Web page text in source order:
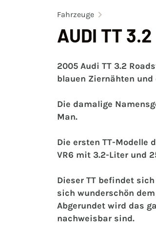
Fahrzeuge
AUDI TT 3.2
2005 Audi TT 3.2
blauen Ziernähten und
Die damalige
Man. ‍
Die ersten TT-
VR6 mit 3.2-Liter und
Dieser TT befindet
sich wunderschön
Abgerundet wird das
nachweisbar sind.